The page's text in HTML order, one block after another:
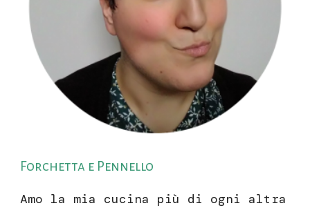
Forchetta e Pennello
Amo la mia cucina più di ogni altra